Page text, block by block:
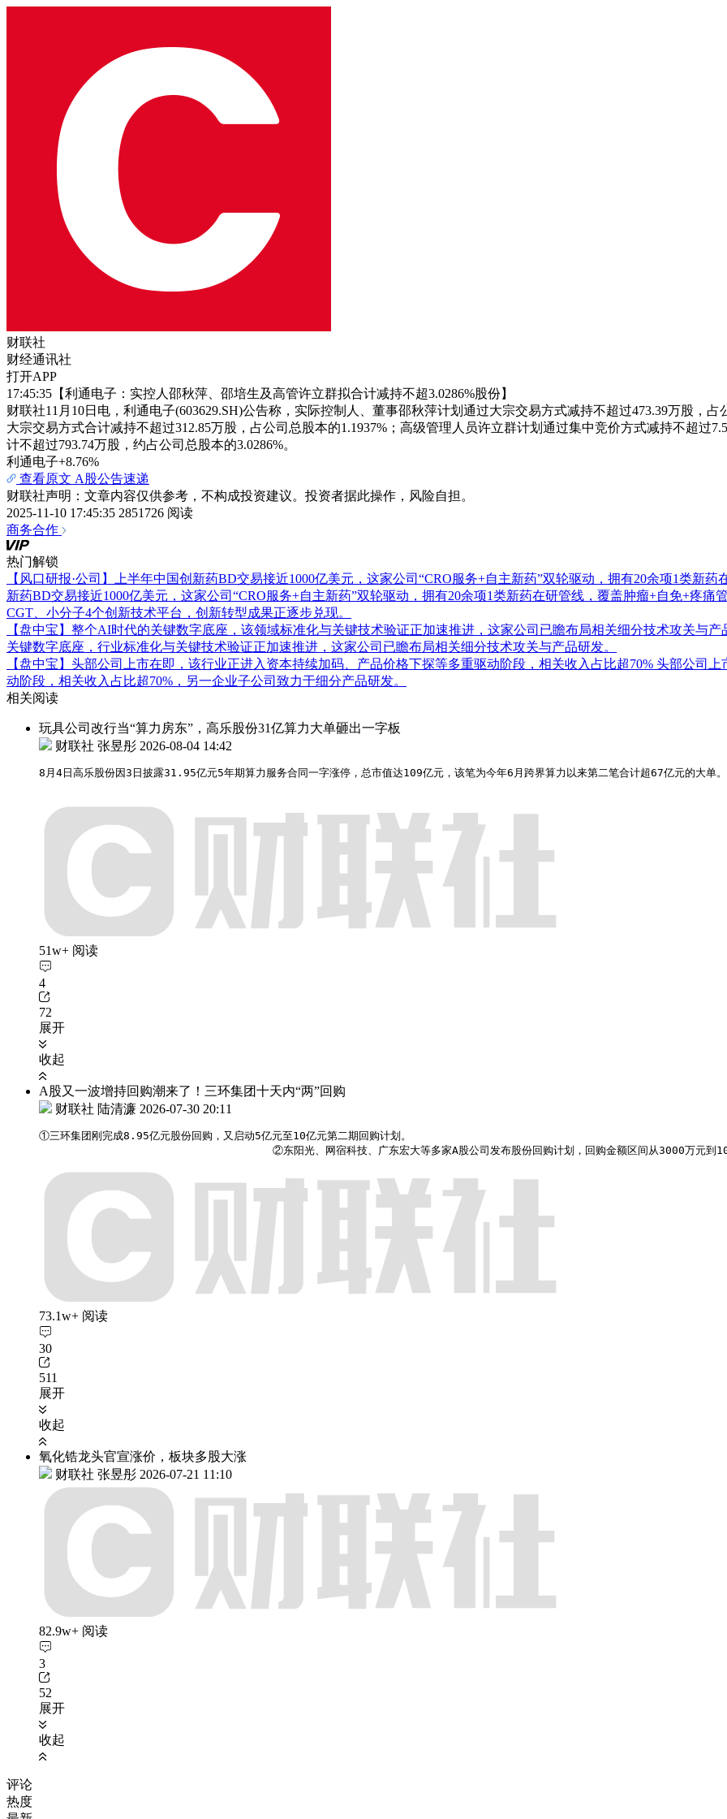
财联社
财经通讯社
打开APP
17:45:35【利通电子：实控人邵秋萍、邵培生及高管许立群拟合计减持不超3.0286%股份】
财联社11月10日电，利通电子(603629.SH)公告称，实际控制人、董事邵秋萍计划通过大宗交易方式减持不超过473.39万股，
大宗交易方式合计减持不超过312.85万股，占公司总股本的1.1937%；高级管理人员许立群计划通过集中竞价方式减持不超过
计不超过793.74万股，约占公司总股本的3.0286%。
利通电子+8.76%
查看原文 A股公告速递
财联社声明：文章内容仅供参考，不构成投资建议。投资者据此操作，风险自担。
2025-11-10 17:45:35 2851726 阅读
商务合作
热门解锁
【风口研报·公司】上半年中国创新药BD交易接近1000亿美元，这家公司“CRO服务+自主新药”双轮驱动，拥有20余项1类新
新药BD交易接近1000亿美元，这家公司“CRO服务+自主新药”双轮驱动，拥有20余项1类新药在研管线，覆盖肿瘤+自免+疼痛
CGT、小分子4个创新技术平台，创新转型成果正逐步兑现。
【盘中宝】整个AI时代的关键数字底座，该领域标准化与关键技术验证正加速推进，这家公司已瞻布局相关细分技术攻关与产
关键数字底座，行业标准化与关键技术验证正加速推进，这家公司已瞻布局相关细分技术攻关与产品研发。
【盘中宝】头部公司上市在即，该行业正进入资本持续加码、产品价格下探等多重驱动阶段，相关收入占比超70% 头部公司上
动阶段，相关收入占比超70%，另一企业子公司致力于细分产品研发。
相关阅读
玩具公司改行当“算力房东”，高乐股份31亿算力大单砸出一字板
财联社 张昱彤 2026-08-04 14:42
8月4日高乐股份因3日披露31.95亿元5年期算力服务合同一字涨停，总市值达109亿元，该笔为今年6月跨界算力以来第二笔合计超67亿元的大单。
51w+ 阅读
4
72
展开
收起
A股又一波增持回购潮来了！三环集团十天内“两”回购
财联社 陆清濂 2026-07-30 20:11
①三环集团刚完成8.95亿元股份回购，又启动5亿元至10亿元第二期回购计划。
②东阳光、网宿科技、广东宏大等多家A股公司发布股份回购计划，回购金额区间从3000万元到10
73.1w+ 阅读
30
511
展开
收起
氧化锆龙头官宣涨价，板块多股大涨
财联社 张昱彤 2026-07-21 11:10
82.9w+ 阅读
3
52
展开
收起
评论
热度